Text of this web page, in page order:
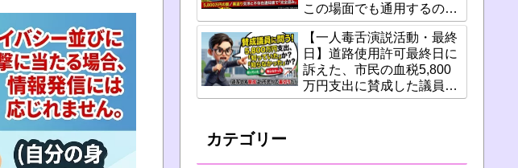
この場面でも通用するの
か？
【一人毒舌演説活動・最終
日】道路使用許可最終日に
訴えた、市民の血税5,800
万円支出に賛成した議員た
ちの「重い責任」
カテゴリー